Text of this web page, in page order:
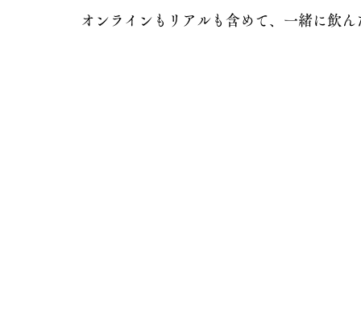
オンラインもリアルも含めて、一緒に飲